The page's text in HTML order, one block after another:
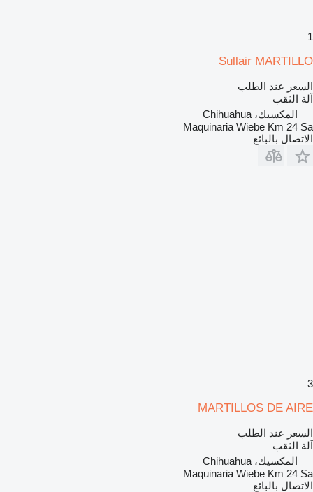
1
Sullair MARTILLO
السعر عند الطلب
آلة الثقب
المكسيك، Chihuahua
Maquinaria Wiebe Km 24 Sa
الاتصال بالبائع
3
MARTILLOS DE AIRE
السعر عند الطلب
آلة الثقب
المكسيك، Chihuahua
Maquinaria Wiebe Km 24 Sa
الاتصال بالبائع